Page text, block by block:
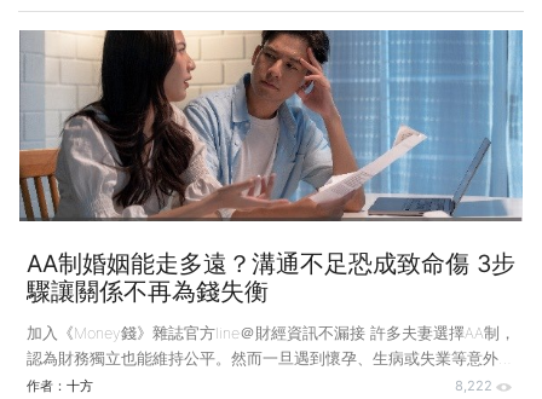
與責任間找到平衡。 「我只是想幫自己和孩子存一點錢，為什麼要被
罵不孝？如果我不孝，那我妹算什麼？」 小玲紅著眼眶問我。她今年
36歲，月薪82,000元，是家中經濟支柱。她的老公月薪38,000元、女
兒剛上幼兒園，每個月光是補習費、學費、水電費、買菜錢，加起來就
快超過10萬元。 但小玲的媽媽每個月「規定」她要上繳23, 000元奉養
金，端午節、中秋節、過年、生
AA制婚姻能走多遠？溝通不足恐成致命傷 3步
驟讓關係不再為錢失衡
加入《Money錢》雜誌官方line＠財經資訊不漏接 許多夫妻選擇AA制，
認為財務獨立也能維持公平。然而一旦遇到懷孕、生病或失業等意外，
若缺乏溝通，公平的制度很可能瞬間失衡，甚至動搖婚姻基礎。該怎麼
作者： 十方 8,222